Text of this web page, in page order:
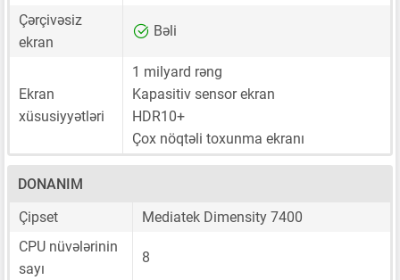
Çərçivəsiz
ekran
Bəli
Ekran
xüsusiyyətləri
1 milyard rəng
Kapasitiv sensor ekran
HDR10+
Çox nöqtəli toxunma ekranı
DONANIM
Çipset
Mediatek Dimensity 7400
CPU nüvələrinin
sayı
8